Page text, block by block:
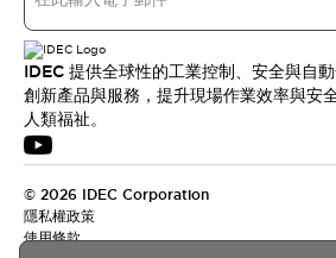
IDEC 提供全球性的工業控制、安全與自
創新產品與服務，提升現場作業效率與安
人類福祉。
© 2026 IDEC Corporation
隱私權政策
使用條款